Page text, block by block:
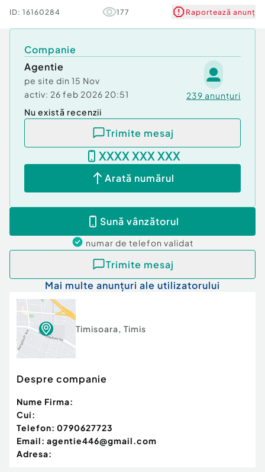
ID: 16160284 177 Raportează anunț
Companie
Agentie
pe site din 15 Nov
activ: 26 feb 2026 20:51 239 anunțuri
Nu există recenzii
Trimite mesaj
XXXX XXX XXX
Arată numărul
Sună vânzătorul
numar de telefon validat
Trimite mesaj
Mai multe anunțuri ale utilizatorului
Timisoara, Timis
Despre companie
Nume Firma:
Cui:
Telefon: 0790627723
Email: agentie446@gmail.com
Adresa: